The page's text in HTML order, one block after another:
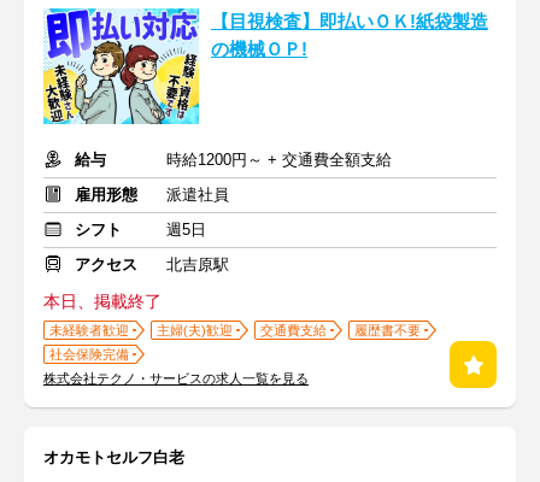
【目視検査】即払いＯＫ!紙袋製造
の機械ＯＰ!
給与
時給1200円～ + 交通費全額支給
雇用形態
派遣社員
シフト
週5日
アクセス
北吉原駅
本日、掲載終了
未経験者歓迎 主婦(夫)歓迎 交通費支給
履歴書不要
社会保険完備
株式会社テクノ・サービスの求人一覧を見る
オカモトセルフ白老